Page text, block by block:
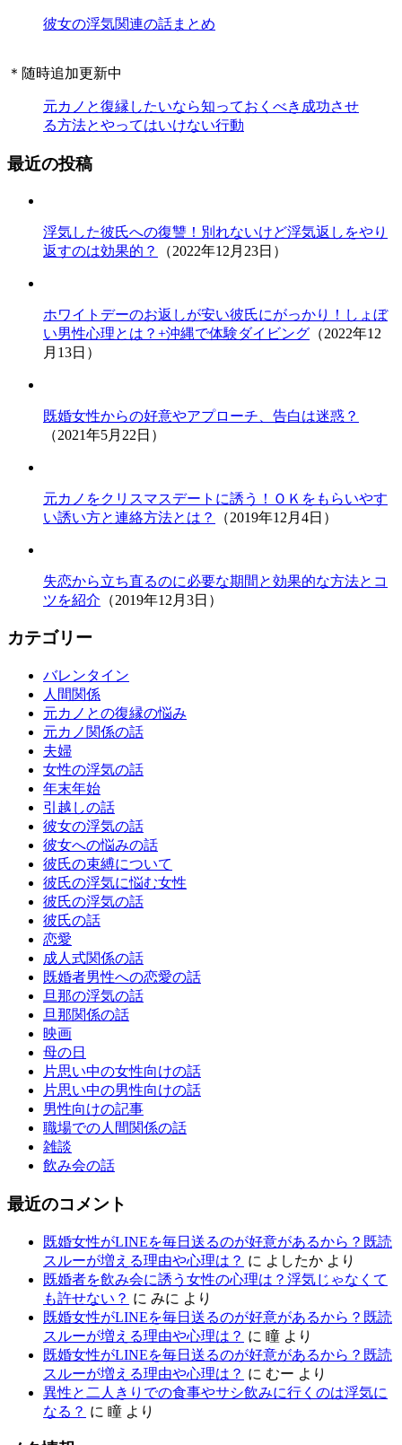
彼女の浮気関連の話まとめ
＊随時追加更新中
元カノと復縁したいなら知っておくべき成功させ
る方法とやってはいけない行動
最近の投稿
浮気した彼氏への復讐！別れないけど浮気返しをやり
返すのは効果的？
（2022年12月23日）
ホワイトデーのお返しが安い彼氏にがっかり！しょぼ
い男性心理とは？+沖縄で体験ダイビング （2022年12
月13日）
既婚女性からの好意やアプローチ、告白は迷惑？
（2021年5月22日）
元カノをクリスマスデートに誘う！ＯＫをもらいやす
い誘い方と連絡方法とは？
（2019年12月4日）
失恋から立ち直るのに必要な期間と効果的な方法とコ
ツを紹介 （2019年12月3日）
カテゴリー
バレンタイン
人間関係
元カノとの復縁の悩み
元カノ関係の話
夫婦
女性の浮気の話
年末年始
引越しの話
彼女の浮気の話
彼女への悩みの話
彼氏の束縛について
彼氏の浮気に悩む女性
彼氏の浮気の話
彼氏の話
恋愛
成人式関係の話
既婚者男性への恋愛の話
旦那の浮気の話
旦那関係の話
映画
母の日
片思い中の女性向けの話
片思い中の男性向けの話
男性向けの記事
職場での人間関係の話
雑談
飲み会の話
最近のコメント
既婚女性がLINEを毎日送るのが好意があるから？既読
スルーが増える理由や心理は？ に よしたか より
既婚者を飲み会に誘う女性の心理は？浮気じゃなくて
も許せない？ に みに より
既婚女性がLINEを毎日送るのが好意があるから？既読
スルーが増える理由や心理は？ に 瞳 より
既婚女性がLINEを毎日送るのが好意があるから？既読
スルーが増える理由や心理は？ に むー より
異性と二人きりでの食事やサシ飲みに行くのは浮気に
なる？ に 瞳 より